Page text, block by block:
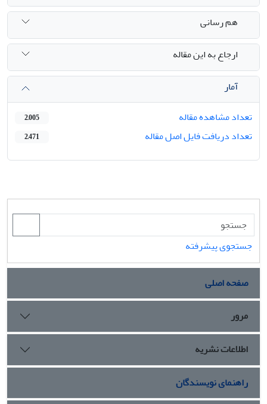
هم رسانی
ارجاع به این مقاله
آمار
تعداد مشاهده مقاله
2,005
تعداد دریافت فایل اصل مقاله 2,471
جستجوی پیشرفته
صفحه اصلی
مرور
اطلاعات نشریه
راهنمای نویسندگان